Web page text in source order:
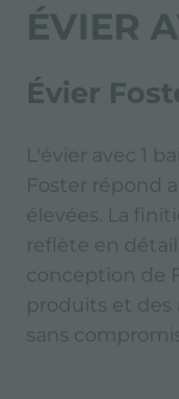
ÉVIER
Évier
L'évier avec 1
Foster répond
élevées. La
reflète en
conception de
produits et des
sans